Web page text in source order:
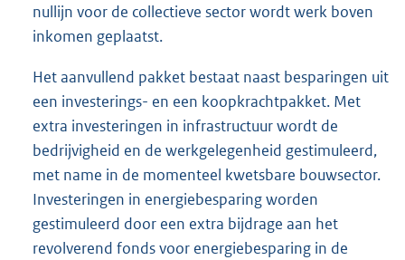
nullijn voor de collectieve sector wordt werk boven
inkomen geplaatst.
Het aanvullend pakket bestaat naast besparingen uit
een investerings- en een koopkrachtpakket. Met
extra investeringen in infrastructuur wordt de
bedrijvigheid en de werkgelegenheid gestimuleerd,
met name in de momenteel kwetsbare bouwsector.
Investeringen in energiebesparing worden
gestimuleerd door een extra bijdrage aan het
revolverend fonds voor energiebesparing in de